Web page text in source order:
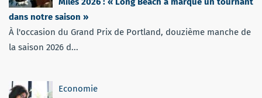
dans notre saison »
À l'occasion du Grand Prix de Portland, douzième manche de
la saison 2026 d...
Economie